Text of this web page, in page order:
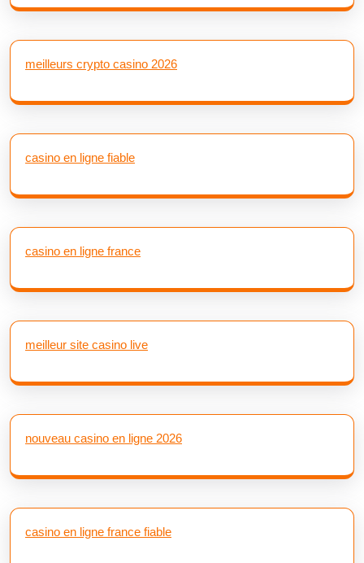
meilleurs crypto casino 2026
casino en ligne fiable
casino en ligne france
meilleur site casino live
nouveau casino en ligne 2026
casino en ligne france fiable